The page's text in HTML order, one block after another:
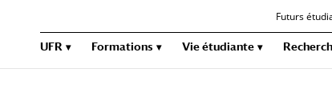
Futurs
UFR Formations Vie étudiante